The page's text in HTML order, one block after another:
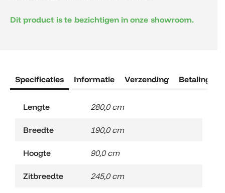
Dit product is te bezichtigen in onze showroom.
Specificaties Informatie Verzending Betaling
Lengte 280,0 cm
Breedte 190,0 cm
Hoogte 90,0 cm
Zitbreedte 245,0 cm